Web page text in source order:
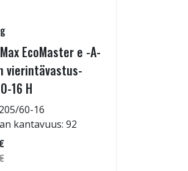
EcoMaster e -A-
vierintävastus-
16 H
60-16
kantavuus: 92